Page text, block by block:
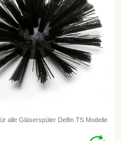
alle Gläserspüler Delfin TS Modelle